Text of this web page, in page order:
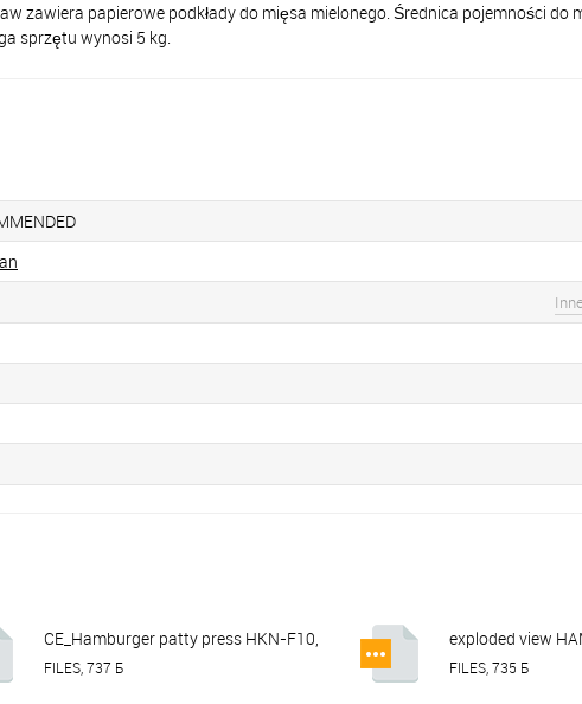
zawiera papierowe podkłady do mięsa mielonego. Średnica pojemności do
sprzętu wynosi 5 kg.
CE_Hamburger patty press HKN-F10,
HKN-F13, HKN-F15.pdf
FILES, 737 Б
exploded view
PRESS
FILES, 735 Б